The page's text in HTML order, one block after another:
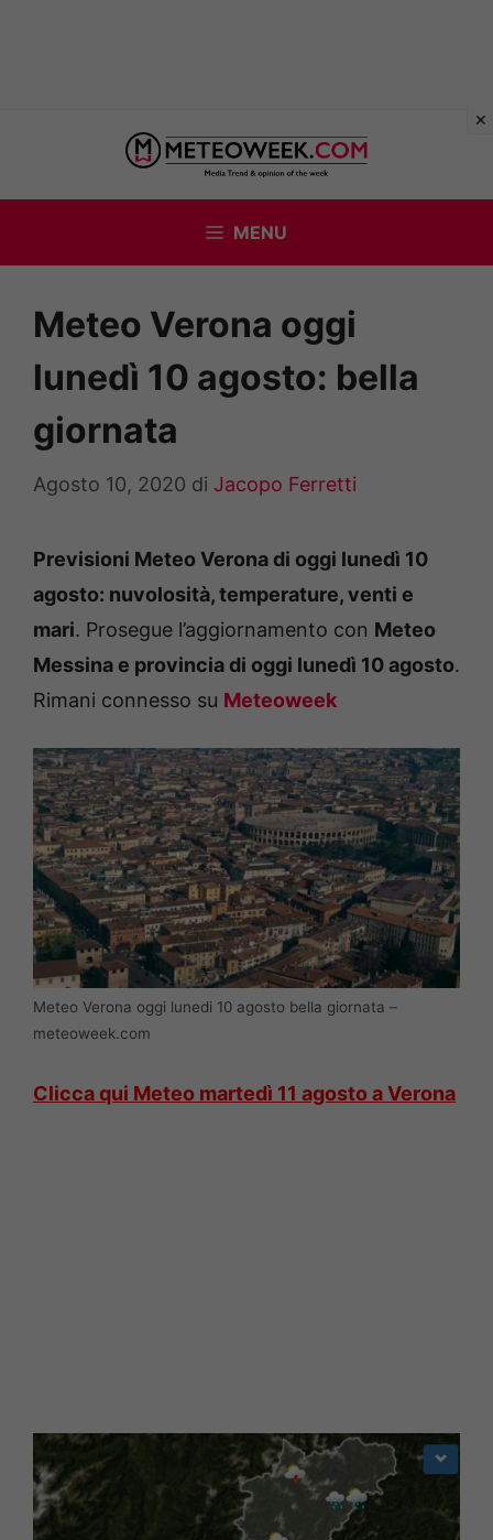
contenuto
MENU
Meteo Verona oggi
lunedì 10 agosto: bella
giornata
Agosto 10, 2020 di Jacopo Ferretti
Previsioni Meteo Verona di oggi lunedì 10
agosto: nuvolosità, temperature, venti e
mari. Prosegue l’aggiornamento con Meteo
Messina e provincia di oggi lunedì 10 agosto.
Rimani connesso su Meteoweek
Meteo Verona oggi lunedi 10 agosto bella giornata –
meteoweek.com
Clicca qui Meteo martedì 11 agosto a Verona